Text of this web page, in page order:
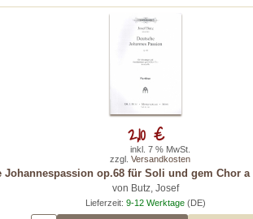
Johannespassion op.68 für Soli und gem Chor
von Butz, Josef
Lieferzeit: 9-12 Werktage (DE)
2,10 €
inkl. 7 % MwSt.
zzgl. Versandkosten